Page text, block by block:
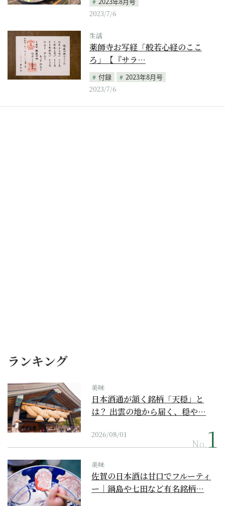
2023/7/6
生活
薬師寺お写経「般若心経のここ
ろ」【『サラ…
付録
2023年8月号
2023/7/6
ランキング
美味
日本酒通が頷く銘柄「天穏」と
は？ 出雲の地から届く、穏や…
2026/08/01
No.
美味
佐賀の日本酒は甘口でフルーティ
ー｜鍋島や七田など有名銘柄…